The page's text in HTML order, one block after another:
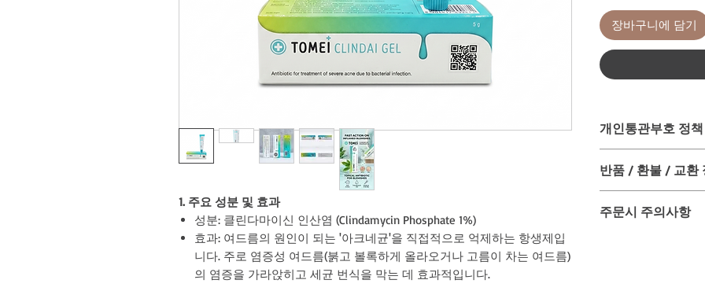
1. 주요 성분 및 효과
성분: 클린다마이신 인산염 (Clindamycin Phosphate 1%)
효과: 여드름의 원인이 되는 '아크네균'을 직접적으로 억제하는 항생제입
니다. 주로 염증성 여드름(붉고 볼록하게 올라오거나 고름이 차는 여드름)
의 염증을 가라앉히고 세균 번식을 막는 데 효과적입니다.
장바구니에 담기
개인통관부호 정책
연락처, 주소지가 반
곳으로 하고 싶은 경
인통관부호에 들어가
반품 / 환불 / 교환
이 일체 안되니 신중
주문시 주의사항